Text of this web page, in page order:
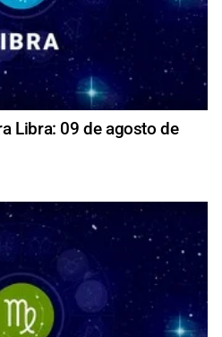
Libra: 09 de agosto de